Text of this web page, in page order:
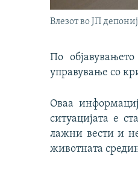
Влезот во ЈП
По
управување со
Оваа
ситуацијата е
лажни вести и
животната